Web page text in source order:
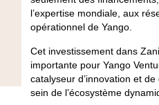
l’expertise mondiale, aux
opérationnel de Yango.
Cet investissement dans
importante pour Yango
catalyseur d’innovation et
sein de l’écosystème